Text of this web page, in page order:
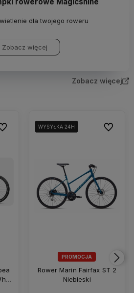
dla twojego roweru
Zobacz więcej
Zobacz więcej
ulubionych
PROMOCJA
WYSYŁKA 24H
WYSYŁKA 24H
WYSYŁKA 24H
WYSYŁKA 24H
Rower Marin Fairfax ST 2
Niebieski
Do